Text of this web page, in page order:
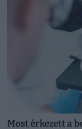
könyvpiacon
Most érkezett a